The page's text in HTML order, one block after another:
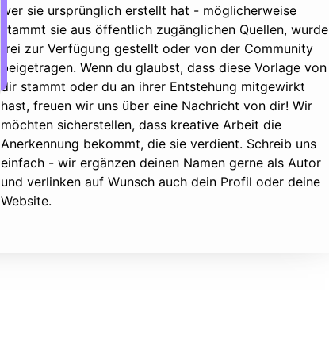
wer sie ursprünglich erstellt hat - möglicherweise
stammt sie aus öffentlich zugänglichen Quellen, wurde
frei zur Verfügung gestellt oder von der Community
beigetragen. Wenn du glaubst, dass diese Vorlage von
dir stammt oder du an ihrer Entstehung mitgewirkt
hast, freuen wir uns über eine Nachricht von dir! Wir
möchten sicherstellen, dass kreative Arbeit die
Anerkennung bekommt, die sie verdient. Schreib uns
einfach - wir ergänzen deinen Namen gerne als Autor
und verlinken auf Wunsch auch dein Profil oder deine
Website.